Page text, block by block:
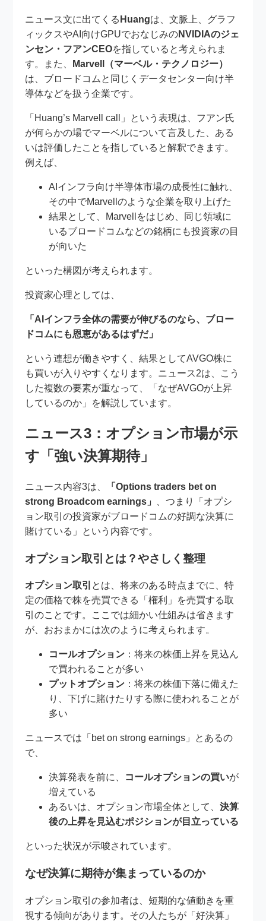
ニュース文に出てくる Huangは、文脈上、グラフ
ィックスやAI向けGPUでおなじみのNVIDIAのジェ
ンセン・フアンCEOを指していると考えられま
す。また、
Marvell（マーベル・テクノロジー）
は、ブロードコムと同じくデータセンター向け半
導体などを扱う企業です。
「Huang’s Marvell call」という表現は、フアン氏
が何らかの場でマーベルについて言及した、ある
いは評価したことを指していると解釈できます。
例えば、
AIインフラ向け半導体市場の成長性に触れ、
その中でMarvellのような企業を取り上げた
結果として、Marvellをはじめ、同じ領域に
いるブロードコムなどの銘柄にも投資家の目
が向いた
といった構図が考えられます。
投資家心理としては、
「AIインフラ全体の需要が伸びるのなら、ブロー
ドコムにも恩恵があるはずだ」
という連想が働きやすく、結果としてAVGO株に
も買いが入りやすくなります。ニュース2は、こう
した複数の要素が重なって、「なぜAVGOが上昇
しているのか」を解説しています。
ニュース3：オプション市場が示
す「強い決算期待」
ニュース内容3は、
「Options traders bet on
strong Broadcom earnings」
、つまり「オプシ
ョン取引の投資家がブロードコムの好調な決算に
賭けている」という内容です。
オプション取引とは？やさしく整理
オプション取引 とは、将来のある時点までに、特
定の価格で株を売買できる「権利」を売買する取
引のことです。ここでは細かい仕組みは省きます
が、おおまかには次のように考えられます。
コールオプション ：将来の株価上昇を見込ん
で買われることが多い
プットオプション ：将来の株価下落に備えた
り、下げに賭けたりする際に使われることが
多い
ニュースでは「bet on strong earnings」とあるの
で、
決算発表を前に、 コールオプションの買いが
増えている
あるいは、オプション市場全体として、決算
後の上昇を見込むポジションが目立っている
といった状況が示唆されています。
なぜ決算に期待が集まっているのか
オプション取引の参加者は、短期的な値動きを重
視する傾向があります。その人たちが「好決算」